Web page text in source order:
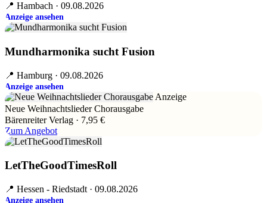
📍 Hambach · 09.08.2026
Anzeige ansehen
Mundharmonika sucht Fusion
📍 Hamburg · 09.08.2026
Anzeige ansehen
Anzeige
Neue Weihnachtslieder Chorausgabe
Bärenreiter Verlag · 7,95 €
Zum Angebot
LetTheGoodTimesRoll
📍 Hessen - Riedstadt · 09.08.2026
Anzeige ansehen